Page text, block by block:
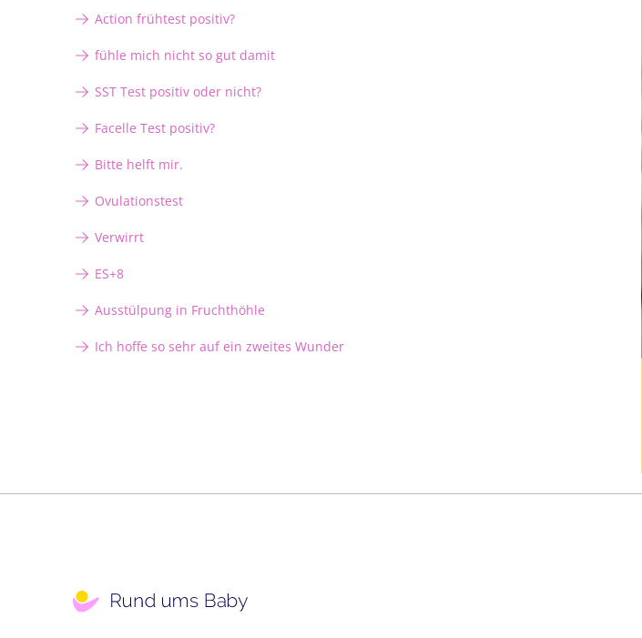
Action frühtest positiv?
fühle mich nicht so gut damit
SST Test positiv oder nicht?
Facelle Test positiv?
Bitte helft mir.
Ovulationstest
Verwirrt
ES+8
Ausstülpung in Fruchthöhle
Ich hoffe so sehr auf ein zweites Wunder